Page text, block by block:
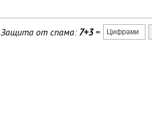
Защита от спама: 7+3=